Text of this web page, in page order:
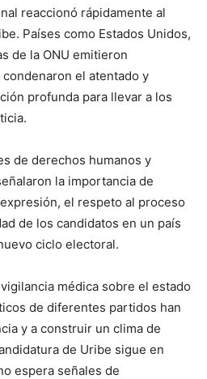
reaccionó rápidamente al
Países como Estados Unidos,
de la ONU emitieron
el atentado y
profunda para llevar a los
de derechos humanos y
la importancia de
el respeto al proceso
de los candidatos en un país
ciclo electoral.
médica sobre el estado
de diferentes partidos han
y a construir un clima de
de Uribe sigue en
espera señales de